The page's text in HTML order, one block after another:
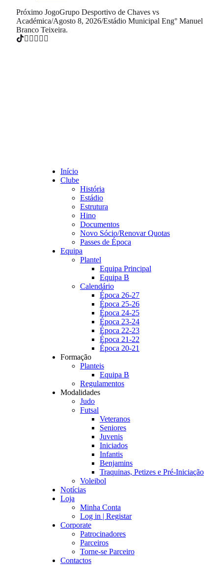
Próximo JogoGrupo Desportivo de Chaves vs
Académica/Agosto 8, 2026/Estádio Municipal Eng° Manuel
Branco Teixeira.
Início
Clube
História
Estádio
Estrutura
Hino
Documentos
Novo Sócio/Renovar Quotas
Passes de Época
Equipa
Plantel
Equipa Principal
Equipa B
Calendário
Época 26-27
Época 25-26
Época 24-25
Época 23-24
Época 22-23
Época 21-22
Época 20-21
Formação
Planteis
Equipa B
Regulamentos
Modalidades
Judo
Futsal
Veteranos
Seniores
Juvenis
Iniciados
Infantis
Benjamins
Traquinas, Petizes e Pré-Iniciação
Voleibol
Notícias
Loja
Minha Conta
Log in | Registar
Corporate
Patrocinadores
Parceiros
Torne-se Parceiro
Contactos